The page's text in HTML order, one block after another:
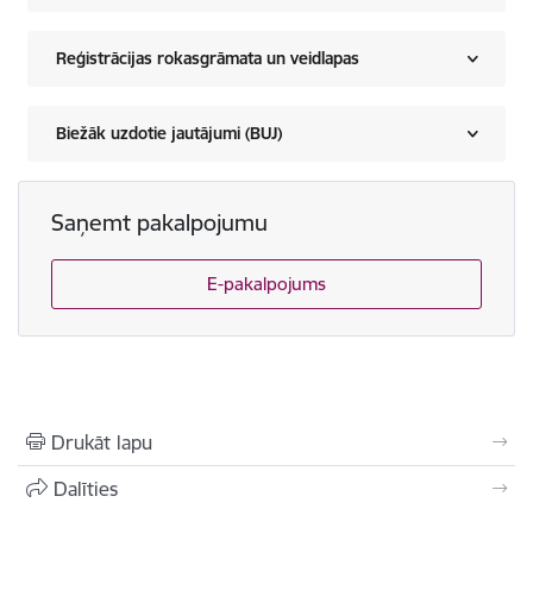
Reģistrācijas rokasgrāmata un veidlapas
Biežāk uzdotie jautājumi (BUJ)
Saņemt pakalpojumu
E-pakalpojums
Drukāt lapu
Dalīties